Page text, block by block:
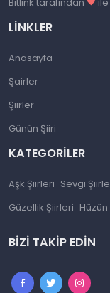
LINKLER
Anasayfa
Şairler
Şiirler
Günün Şiiri
KATEGORILER
Aşk Şiirleri Sevgi
Güzellik Şiirleri
BIZI TAKIP EDIN